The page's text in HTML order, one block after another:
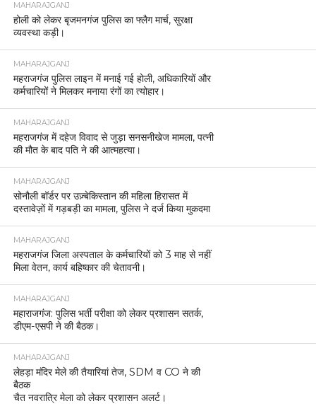
MAHARAJGANJ
होली को लेकर बृजमनगंज पुलिस का फ्लैग मार्च, सुरक्षा
व्यवस्था कड़ी।
MAHARAJGANJ
महराजगंज पुलिस लाइन में मनाई गई होली, अधिकारियों और
कर्मचारियों ने मिलकर मनाया रंगों का त्योहार।
MAHARAJGANJ
महराजगंज में दहेज विवाद से जुड़ा सनसनीखेज मामला, पत्नी
की मौत के बाद पति ने की आत्महत्या।
MAHARAJGANJ
सोनौली बॉर्डर पर उज़्बेकिस्तान की महिला हिरासत में
दस्तावेज़ों में गड़बड़ी का मामला, पुलिस ने दर्ज किया मुकदमा
MAHARAJGANJ
महराजगंज जिला अस्पताल के कर्मचारियों को 3 माह से नहीं
मिला वेतन, कार्य बहिष्कार की चेतावनी।
MAHARAJGANJ
महाराजगंज: पुलिस भर्ती परीक्षा को लेकर प्रशासन सतर्क,
डीएम-एसपी ने की बैठक।
MAHARAJGANJ
लेहड़ा मंदिर मेले की तैयारियां तेज, SDM व CO ने की
बैठक
चैत नवरात्रि मेला को लेकर प्रशासन अलर्ट।